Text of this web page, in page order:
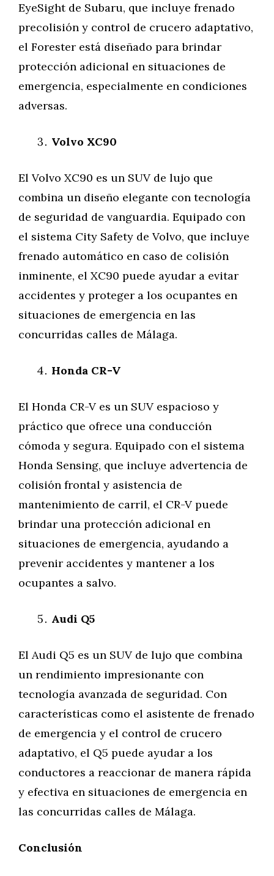
EyeSight de Subaru, que incluye frenado
precolisión y control de crucero adaptativo,
el Forester está diseñado para brindar
protección adicional en situaciones de
emergencia, especialmente en condiciones
adversas.
Volvo XC90
El Volvo XC90 es un SUV de lujo que
combina un diseño elegante con tecnología
de seguridad de vanguardia. Equipado con
el sistema City Safety de Volvo, que incluye
frenado automático en caso de colisión
inminente, el XC90 puede ayudar a evitar
accidentes y proteger a los ocupantes en
situaciones de emergencia en las
concurridas calles de Málaga.
Honda CR-V
El Honda CR-V es un SUV espacioso y
práctico que ofrece una conducción
cómoda y segura. Equipado con el sistema
Honda Sensing, que incluye advertencia de
colisión frontal y asistencia de
mantenimiento de carril, el CR-V puede
brindar una protección adicional en
situaciones de emergencia, ayudando a
prevenir accidentes y mantener a los
ocupantes a salvo.
Audi Q5
El Audi Q5 es un SUV de lujo que combina
un rendimiento impresionante con
tecnología avanzada de seguridad. Con
características como el asistente de frenado
de emergencia y el control de crucero
adaptativo, el Q5 puede ayudar a los
conductores a reaccionar de manera rápida
y efectiva en situaciones de emergencia en
las concurridas calles de Málaga.
Conclusión